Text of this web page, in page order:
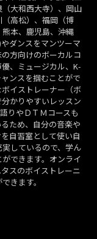
大和西大寺）、岡山
（高松）、福岡（博
本、鹿児島、沖縄
ダンスをマンツーマ
方向けのボーカルコ
、ミュージカル、K-
ンスを掴むことがで
イストレーナー（ボ
かりやすいレッスン
りやＤＴＭコースも
ため、自分の音楽や
自習室として使い自
しているので、学ん
できます。オンライ
スのボイストレーニ
きます。